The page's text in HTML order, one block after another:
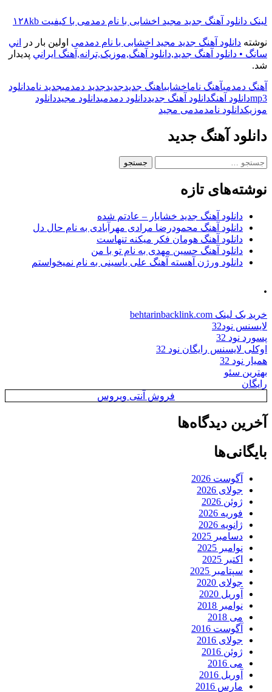
لینک دانلود آهنگ جدید مجید اخشابی با نام دمدمی با کیفیت ۱۲۸kb
نوشته دانلود آهنگ جدید مجید اخشابی با نام دمدمی اولین بار در
اني
سانگ • دانلود آهنگ جديد,دانلود آهنگ,موزيک,ترانه,آهنگ ايراني پدیدار
شد.
آهنگ دمدمیآهنگ ناماخشابیاهنگ جدیدجدیدجدید دمدمیجدید نامدانلود
mp3دانلود آهنگدانلود آهنگ جدیددانلود دمدمیدانلود مجیددانلود
موزیکدانلود نامدمدمی مجید
دانلود آهنگ جدید
جستجو
نوشته‌های تازه
دانلود آهنگ جدید خشایار – عادتم شده
دانلود آهنگ محمودرضا مرادی مهرآبادی به نام حال دل
دانلود آهنگ هومان فکر میکنه تنهاست
دانلود آهنگ حسین مهدی به نام تو با من
دانلود ورژن آهسته آهنگ علی یاسینی به نام نمیخواستم
.
خرید بک لینک behtarinbacklink.com
لایسنس نود32
پسورد نود 32
اوکلی لایسنس رایگان نود 32
همیار نود 32
بهترین سئو
رایگان
فروش آنتی ویروس
آخرین دیدگاه‌ها
بایگانی‌ها
آگوست 2026
جولای 2026
ژوئن 2026
فوریه 2026
ژانویه 2026
دسامبر 2025
نوامبر 2025
اکتبر 2025
سپتامبر 2025
جولای 2020
آوریل 2020
نوامبر 2018
می 2018
آگوست 2016
جولای 2016
ژوئن 2016
می 2016
آوریل 2016
مارس 2016